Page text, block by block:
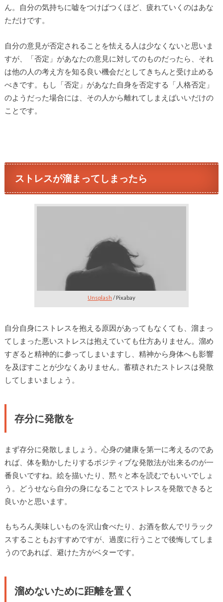
ん。自分の気持ちに嘘をつけばつくほど、疲れていくのはあな
ただけです。
自分の意見が否定されることを怯える人は少なくないと思いま
すが、「否定」があなたの意見に対してのものだったら、それ
は他の人の考え方を知る良い機会だとしてきちんと受け止める
べきです。もし「否定」があなた自身を否定する「人格否定」
のようだった場合には、その人から離れてしまえばいいだけの
ことです。
ストレスが溜まってしまったら
Unsplash / Pixabay
自分自身にストレスを抱える原因があってもなくても、溜まっ
てしまった悪いストレスは抱えていても仕方ありません。溜め
すぎると精神的に参ってしまいますし、精神から身体へも影響
を及ぼすことが少なくありません。蓄積されたストレスは発散
してしまいましょう。
存分に発散を
まず存分に発散しましょう。心身の健康を第一に考えるのであ
れば、体を動かしたりするポジティブな発散法が出来るのが一
番良いですね。絵を描いたり、黙々と本を読むでもいいでしょ
う。どうせなら自分の身になることでストレスを発散できると
良いかと思います。
もちろん美味しいものを沢山食べたり、お酒を飲んでリラック
スすることもおすすめですが、過度に行うことで後悔してしま
うのであれば、避けた方がベターです。
溜めないために距離を置く